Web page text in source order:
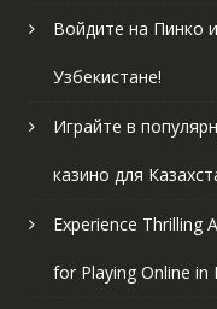
Войдите на Пинко
Узбекистане!
Играйте в
казино для
Experience Thrilling
for Playing Online in